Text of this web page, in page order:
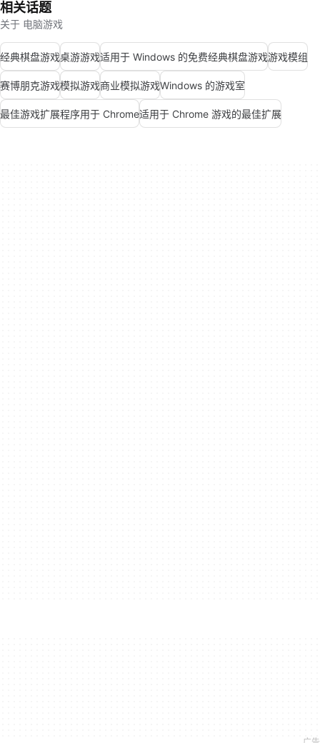
相关话题
关于 电脑游戏
经典棋盘游戏桌游游戏适用于 Windows 的免费经典棋盘游戏游戏模组
赛博朋克游戏模拟游戏商业模拟游戏Windows 的游戏室
最佳游戏扩展程序用于 Chrome适用于 Chrome 游戏的最佳扩展